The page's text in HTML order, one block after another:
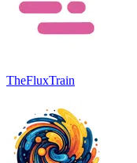
TheFluxTrain